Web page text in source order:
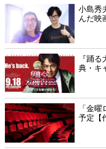
小島秀
んだ映
『踊
典・キ
「金
予定【